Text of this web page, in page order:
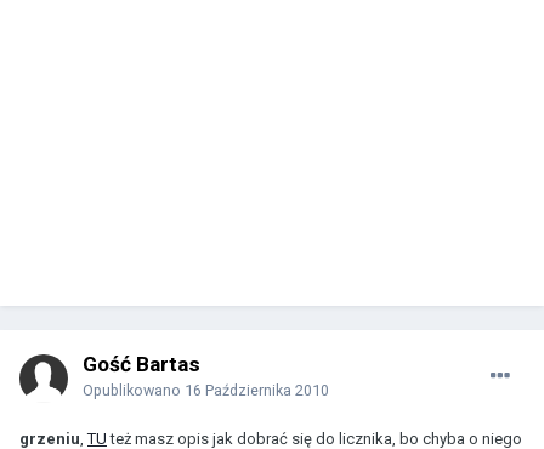
Gość Bartas
Opublikowano 16 Października 2010
grzeniu ,TU też masz opis jak dobrać się do licznika, bo chyba o niego